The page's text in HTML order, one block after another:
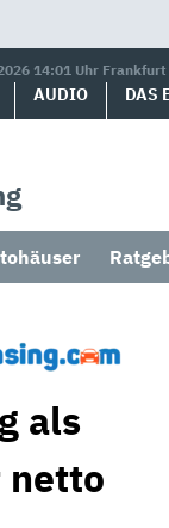
14:01 Uhr
AUDIO DAS
als
netto